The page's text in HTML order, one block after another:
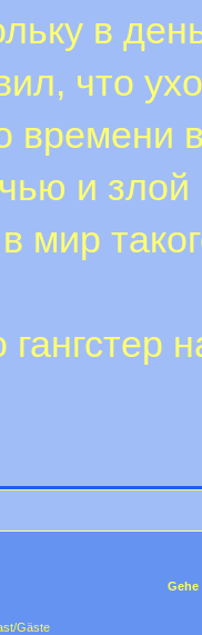
в
что
времени
и
мир
Gehe
Gäste